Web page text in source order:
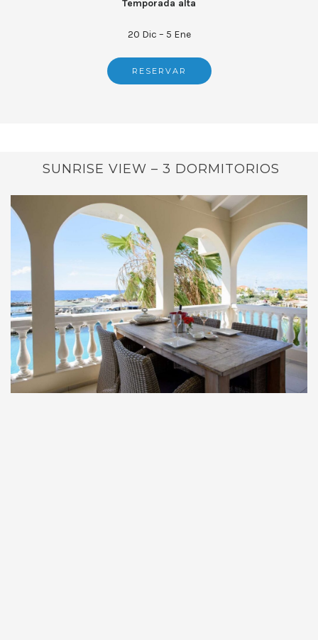
Temporada alta
20 Dic – 5 Ene
RESERVAR
SUNRISE VIEW – 3 DORMITORIOS